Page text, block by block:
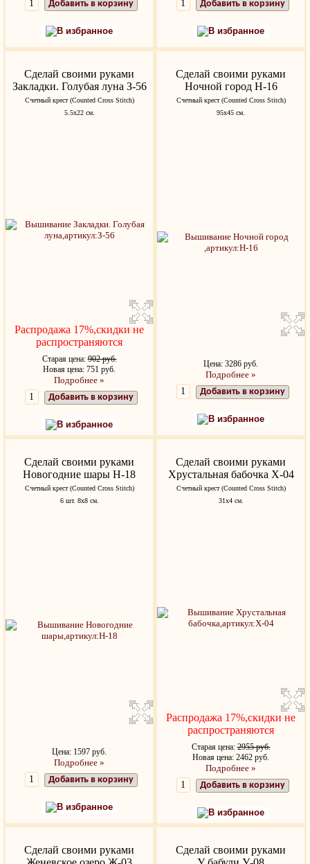
Добавить в корзину
В избранное
Добавить в корзину
В избранное
Сделай своими руками
Закладки. Голубая луна З-56
Счетный крест (Counted Cross Stitch)
5.5х22 см.
Распродажа 17%,скидки не
распространяются
Старая цена:902 руб.
Новая цена: 751 руб.
Подробнее »
Добавить в корзину
В избранное
Сделай своими руками
Ночной город Н-16
Счетный крест (Counted Cross Stitch)
95х45 см.
Цена: 3286 руб.
Подробнее »
Добавить в корзину
В избранное
Сделай своими руками
Новогодние шары Н-18
Счетный крест (Counted Cross Stitch)
6 шт. 8х8 см.
Цена: 1597 руб.
Подробнее »
Добавить в корзину
В избранное
Сделай своими руками
Хрустальная бабочка Х-04
Счетный крест (Counted Cross Stitch)
31х4 см.
Распродажа 17%,скидки не
распространяются
Старая цена:2955 руб.
Новая цена: 2462 руб.
Подробнее »
Добавить в корзину
В избранное
Сделай своими руками
Сделай своими руками